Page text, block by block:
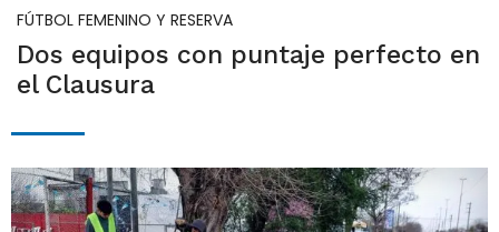
FÚTBOL FEMENINO Y RESERVA
Dos equipos con puntaje perfecto en
el Clausura